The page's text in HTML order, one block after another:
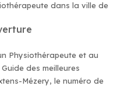
dans la ville de
Physiothérapeute et au
des meilleures
Mézery, le numéro de